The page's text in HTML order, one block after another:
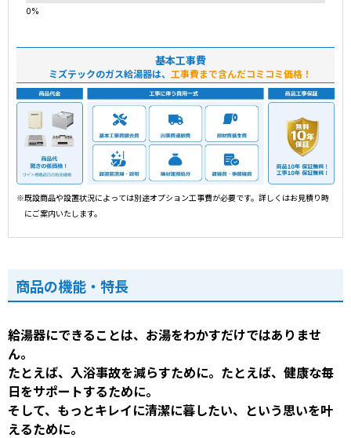
基本工事費
ミズテックのガス給湯器は、 工事費まで含んだコミコミ価格！
※既設商品や設置状況によっては別途オプション工事費が必要です。詳しくはお見積り時
にご案内いたします。
商品の機能・特長
給湯器にできることは、お湯をわかすだけではありませ
ん。
たとえば、入浴事故を減らすために。たとえば、健康な毎
日をサポートするために。
そして、もっとキレイに清潔に暮したい、という思いを叶
えるために。